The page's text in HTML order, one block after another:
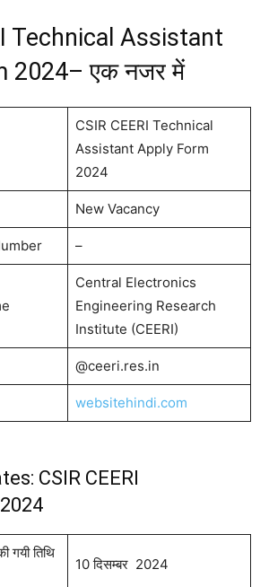
Technical Assistant
2024– एक नजर में
CSIR CEERI Technical
Assistant Apply Form
2024
New Vacancy
–
Central Electronics
Engineering Research
Institute (CEERI)
@ceeri.res.in
websitehindi.com
CSIR CEERI
तिथि
10 दिसम्बर 2024